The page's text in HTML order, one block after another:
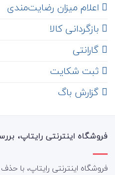
اعلام میزان رضایت‌مندی
‌ بازگردانی کالا
گارانتی
ثبت شکایت
‌ گزارش باگ
فروشگاه اینترنتی رایتاپ،
فروشگاه اینترنتی رایتاپ، با